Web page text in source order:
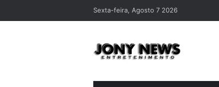
Sexta-feira, Agosto 7 2026